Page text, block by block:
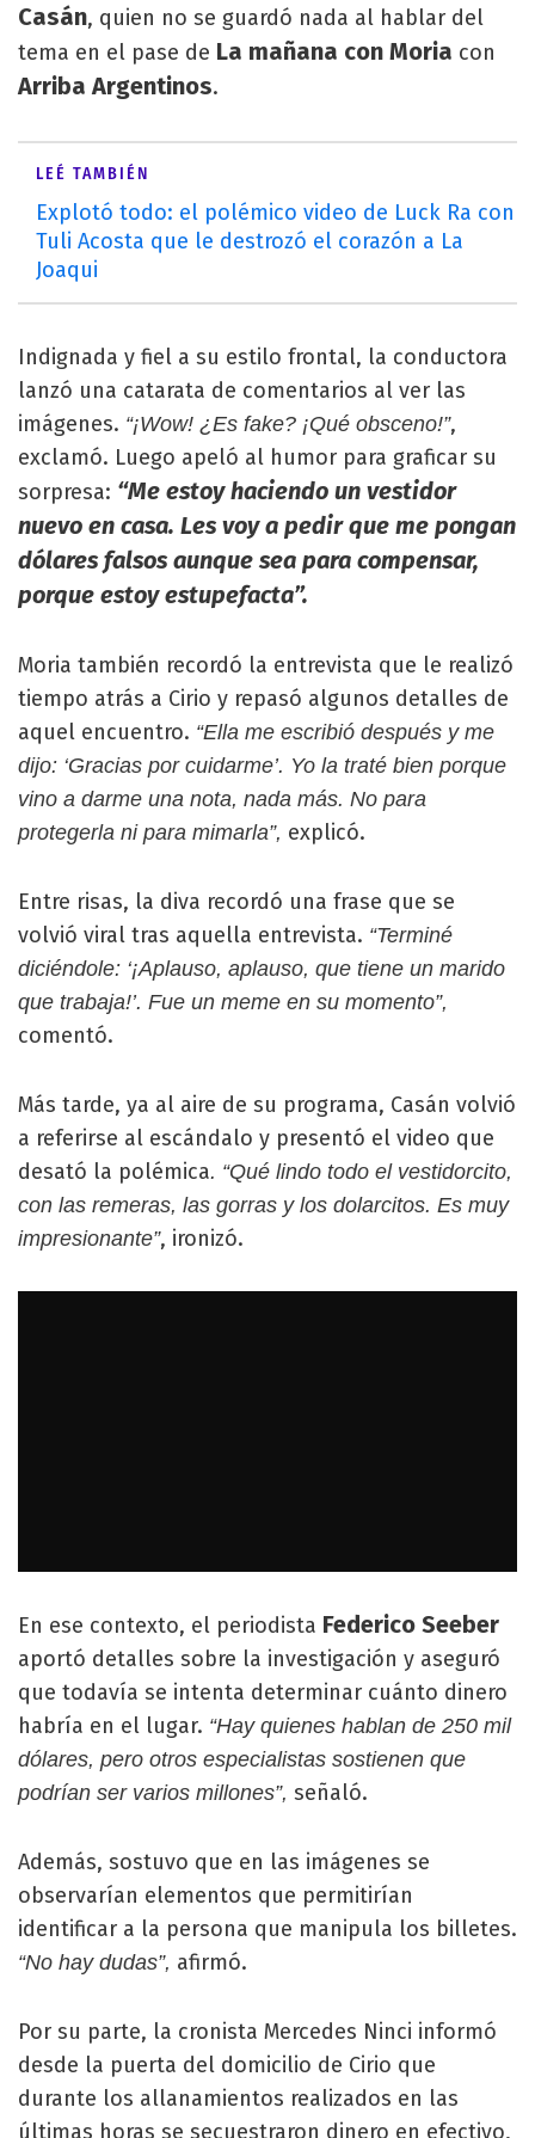
Casán, quien no se guardó nada al hablar del
tema en el pase de La mañana con Moria con
Arriba Argentinos.
LEÉ TAMBIÉN
Explotó todo: el polémico video de Luck Ra con
Tuli Acosta que le destrozó el corazón a La
Joaqui
Indignada y fiel a su estilo frontal, la conductora
lanzó una catarata de comentarios al ver las
imágenes. “¡Wow! ¿Es fake? ¡Qué obsceno!”,
exclamó. Luego apeló al humor para graficar su
sorpresa: “Me estoy haciendo un vestidor
nuevo en casa. Les voy a pedir que me pongan
dólares falsos aunque sea para compensar,
porque estoy estupefacta”.
Moria también recordó la entrevista que le realizó
tiempo atrás a Cirio y repasó algunos detalles de
aquel encuentro. “Ella me escribió después y me
dijo: ‘Gracias por cuidarme’. Yo la traté bien porque
vino a darme una nota, nada más. No para
protegerla ni para mimarla”, explicó.
Entre risas, la diva recordó una frase que se
volvió viral tras aquella entrevista. “Terminé
diciéndole: ‘¡Aplauso, aplauso, que tiene un marido
que trabaja!’. Fue un meme en su momento”,
comentó.
Más tarde, ya al aire de su programa, Casán volvió
a referirse al escándalo y presentó el video que
desató la polémica. “Qué lindo todo el vestidorcito,
con las remeras, las gorras y los dolarcitos. Es muy
impresionante”, ironizó.
En ese contexto, el periodista Federico Seeber
aportó detalles sobre la investigación y aseguró
que todavía se intenta determinar cuánto dinero
habría en el lugar. “Hay quienes hablan de 250 mil
dólares, pero otros especialistas sostienen que
podrían ser varios millones”, señaló.
Además, sostuvo que en las imágenes se
observarían elementos que permitirían
identificar a la persona que manipula los billetes.
“No hay dudas”, afirmó.
Por su parte, la cronista Mercedes Ninci informó
desde la puerta del domicilio de Cirio que
durante los allanamientos realizados en las
últimas horas se secuestraron dinero en efectivo,